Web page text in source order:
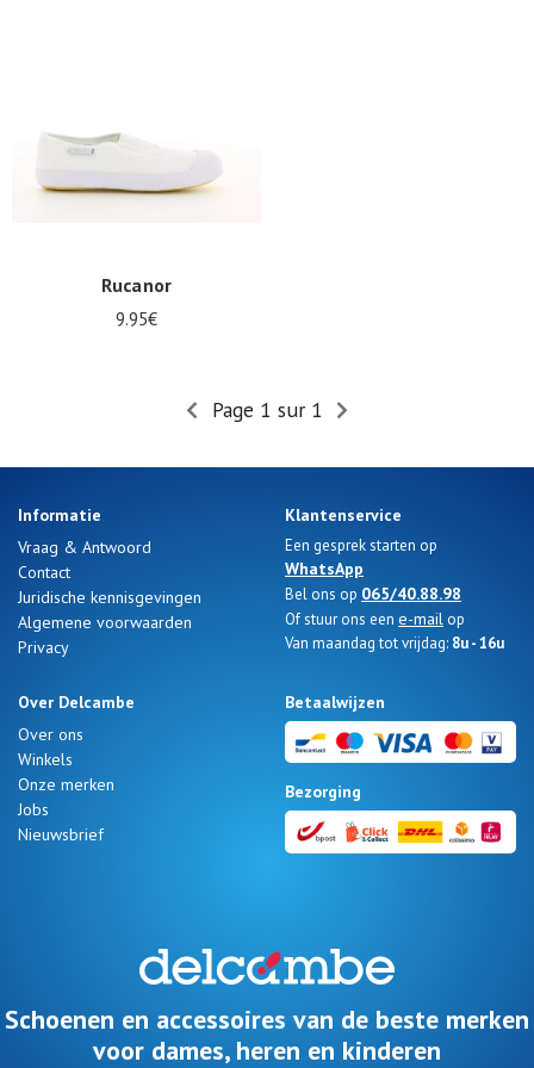
Nos 11
Cadeaubon
INLOGGEN
Rucanor
9.95€
Page 1 sur 1
Informatie
Vraag & Antwoord
Contact
Juridische kennisgevingen
Algemene voorwaarden
Privacy
Klantenservice
Een gesprek starten op
WhatsApp
Bel ons op 065/40.88.98
Of stuur ons een e-mail op
Van maandag tot vrijdag: 8u - 16u
Over Delcambe
Over ons
Winkels
Onze merken
Jobs
Nieuwsbrief
Betaalwijzen
Bezorging
Schoenen en accessoires van de beste merken
voor dames, heren en kinderen